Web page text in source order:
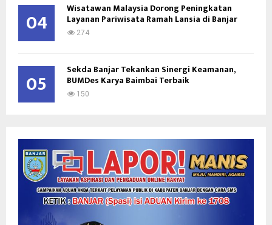
04 Wisatawan Malaysia Dorong Peningkatan
Layanan Pariwisata Ramah Lansia di Banjar
274
05 Sekda Banjar Tekankan Sinergi Keamanan,
BUMDes Karya Baimbai Terbaik
150